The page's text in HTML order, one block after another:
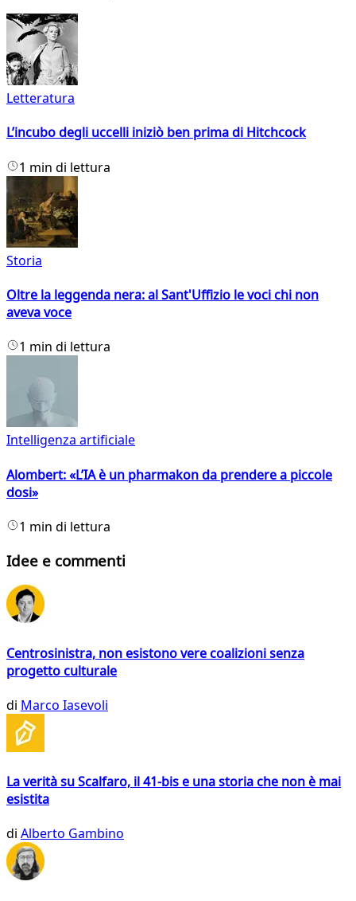
Letteratura
L’incubo degli uccelli iniziò ben prima di Hitchcock
1 min di lettura
Storia
Oltre la leggenda nera: al Sant'Uffizio le voci chi non
aveva voce
1 min di lettura
Intelligenza artificiale
Alombert: «L’IA è un pharmakon da prendere a piccole
dosi»
1 min di lettura
Idee e commenti
Centrosinistra, non esistono vere coalizioni senza
progetto culturale
di Marco Iasevoli
La verità su Scalfaro, il 41-bis e una storia che non è mai
esistita
di Alberto Gambino